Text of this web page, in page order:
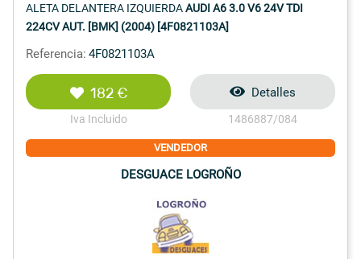
ALETA DELANTERA IZQUIERDAAUDI A6 3.0 V6 24V TDI
224CV AUT. [BMK] (2004) [4F0821103A]
Referencia: 4F0821103A
182 €
Iva Incluido
Detalles
1486887/084
VENDEDOR
DESGUACE LOGROÑO